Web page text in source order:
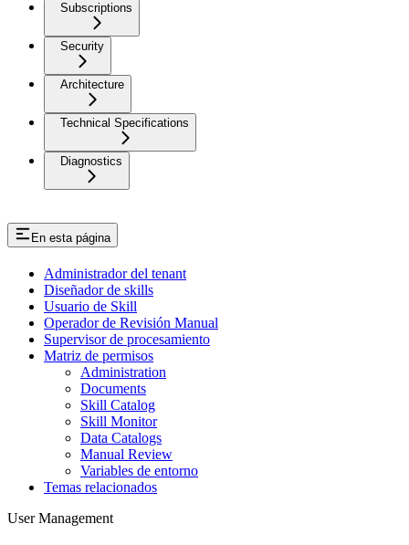
Subscriptions
Security
Architecture
Technical Specifications
Diagnostics
En esta página
Administrador del tenant
Diseñador de skills
Usuario de Skill
Operador de Revisión Manual
Supervisor de procesamiento
Matriz de permisos
Administration
Documents
Skill Catalog
Skill Monitor
Data Catalogs
Manual Review
Variables de entorno
Temas relacionados
User Management